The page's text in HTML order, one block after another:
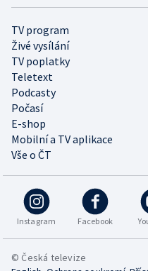
TV program
Živé vysílání
TV poplatky
Teletext
Podcasty
Počasí
E-shop
Mobilní a TV aplikace
Vše o ČT
Instagram Facebook
© Česká televize